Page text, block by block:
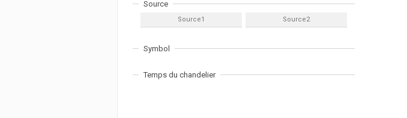
Source
Source1 Source2
Symbol
Temps du chandelier